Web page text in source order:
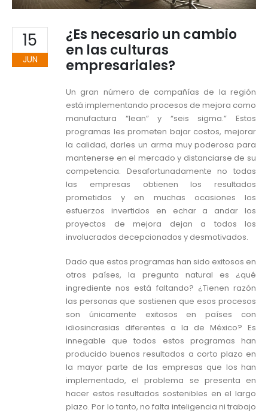
15
JUN
¿Es necesario un cambio
en las culturas
empresariales?
Un gran número de compañías de la región
está implementando procesos de mejora como
manufactura “lean” y “seis sigma.” Estos
programas les prometen bajar costos, mejorar
la calidad, darles un arma muy poderosa para
mantenerse en el mercado y distanciarse de su
competencia. Desafortunadamente no todas
las empresas obtienen los resultados
prometidos y en muchas ocasiones los
esfuerzos invertidos en echar a andar los
proyectos de mejora dejan a todos los
involucrados decepcionados y desmotivados.
Dado que estos programas han sido exitosos en
otros países, la pregunta natural es ¿qué
ingrediente nos está faltando? ¿Tienen razón
las personas que sostienen que esos procesos
son únicamente exitosos en países con
idiosincrasias diferentes a la de México? Es
innegable que todos estos programas han
producido buenos resultados a corto plazo en
la mayor parte de las empresas que los han
implementado, el problema se presenta en
hacer estos resultados sostenibles en el largo
plazo. Por lo tanto, no falta inteligencia ni trabajo